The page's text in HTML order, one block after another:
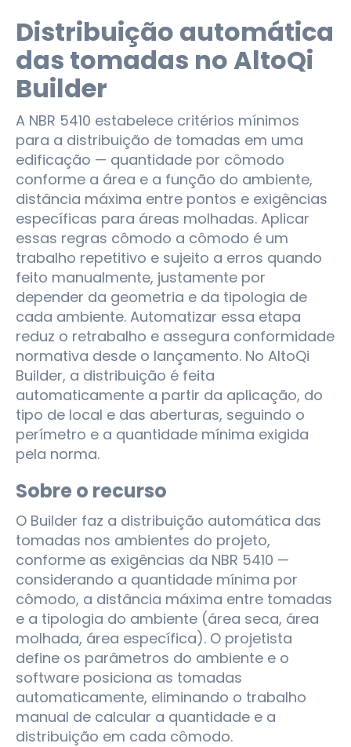
Distribuição automática
das tomadas no AltoQi
Builder
A NBR 5410 estabelece critérios mínimos
para a distribuição de tomadas em uma
edificação — quantidade por cômodo
conforme a área e a função do ambiente,
distância máxima entre pontos e exigências
específicas para áreas molhadas. Aplicar
essas regras cômodo a cômodo é um
trabalho repetitivo e sujeito a erros quando
feito manualmente, justamente por
depender da geometria e da tipologia de
cada ambiente. Automatizar essa etapa
reduz o retrabalho e assegura conformidade
normativa desde o lançamento. No AltoQi
Builder, a distribuição é feita
automaticamente a partir da aplicação, do
tipo de local e das aberturas, seguindo o
perímetro e a quantidade mínima exigida
pela norma.
Sobre o recurso
O Builder faz a distribuição automática das
tomadas nos ambientes do projeto,
conforme as exigências da NBR 5410 —
considerando a quantidade mínima por
cômodo, a distância máxima entre tomadas
e a tipologia do ambiente (área seca, área
molhada, área específica). O projetista
define os parâmetros do ambiente e o
software posiciona as tomadas
automaticamente, eliminando o trabalho
manual de calcular a quantidade e a
distribuição em cada cômodo.